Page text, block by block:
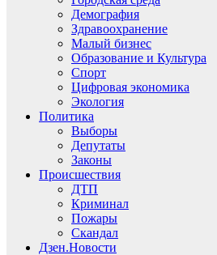
Демография
Здравоохранение
Малый бизнес
Образование и Культура
Спорт
Цифровая экономика
Экология
Политика
Выборы
Депутаты
Законы
Происшествия
ДТП
Криминал
Пожары
Скандал
Дзен.Новости